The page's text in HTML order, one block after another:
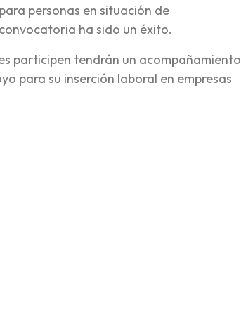
para personas en situación de
ha sido un éxito.
participen tendrán un acompañamiento
para su inserción laboral en empresas